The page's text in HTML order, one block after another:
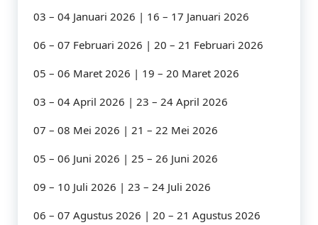
03 – 04 Januari 2026 | 16 – 17 Januari 2026
06 – 07 Februari 2026 | 20 – 21 Februari 2026
05 – 06 Maret 2026 | 19 – 20 Maret 2026
03 – 04 April 2026 | 23 – 24 April 2026
07 – 08 Mei 2026 | 21 – 22 Mei 2026
05 – 06 Juni 2026 | 25 – 26 Juni 2026
09 – 10 Juli 2026 | 23 – 24 Juli 2026
06 – 07 Agustus 2026 | 20 – 21 Agustus 2026